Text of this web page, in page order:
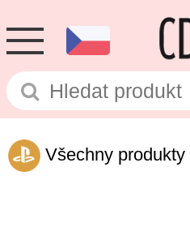
Všechny produkty